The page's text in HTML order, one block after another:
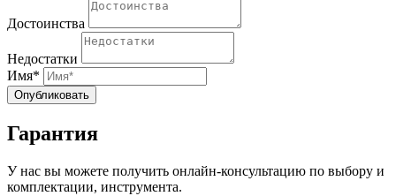
Достоинства
Недостатки
Имя*
Опубликовать
Гарантия
У нас вы можете получить онлайн-консультацию по выбору и
комплектации, инструмента.